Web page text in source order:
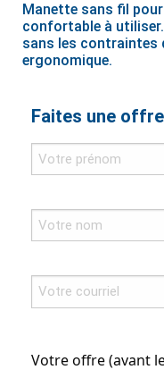
Manette sans fil
confortable à
sans les contraintes
ergonomique.
Faites une offre
Votre offre (avant